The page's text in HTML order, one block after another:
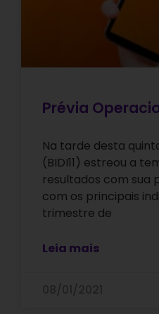
Prévia
Na tarde desta
(BIDI11) estreou a
resultados com sua
com os principais
trimestre de
Leia mais